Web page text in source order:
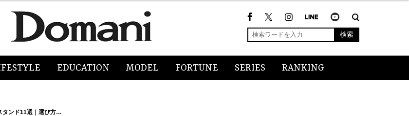
検索
EDUCATION MODEL FORTUNE SERIES RANKING
タンド11選｜選び方…